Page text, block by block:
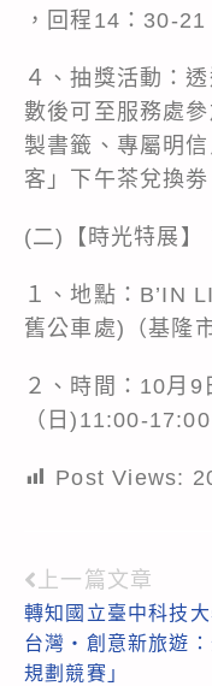
，回程14：30-
４、抽獎活動：
數後可至服務處
製書籤、專屬明
客」下午茶兌換劵
(二)【時光特展】
１、地點：B’IN
舊公車處)（基隆
２、時間：10月9
（日)11:00-
Post Views:
Read
more
articles
上一篇文章
轉知國立臺中科技
台灣‧創意新旅遊：
規劃競賽」